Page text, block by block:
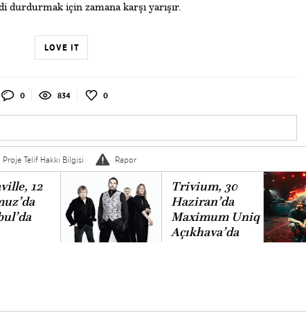
durdurmak için zamana karşı yarışır.
LOVE IT
0 834 0
Proje Telif Hakkı Bilgisi Rapor
12
Trivium, 30
Haziran’da
Maximum Uniq
Açıkhava’da